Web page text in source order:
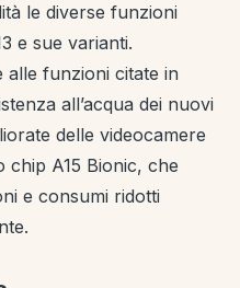
le diverse funzioni
e sue varianti.
alle funzioni citate in
all’acqua dei nuovi
delle videocamere
chip A15 Bionic, che
e consumi ridotti